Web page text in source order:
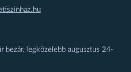
bezár, legközelebb augusztus 24-